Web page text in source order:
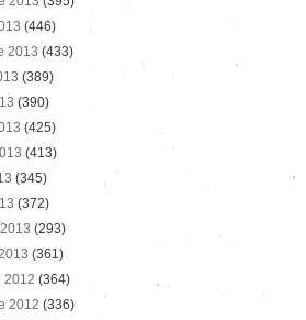
(446)
2013 (433)
(389)
(390)
(425)
(413)
(345)
(372)
(293)
(361)
2012 (364)
2012 (336)